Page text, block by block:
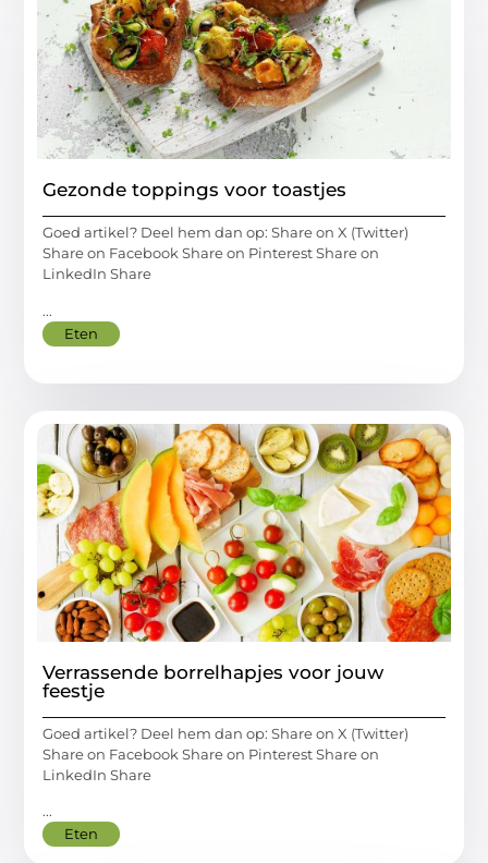
Gezonde toppings voor toastjes
Goed artikel? Deel hem dan op: Share on X (Twitter)
Share on Facebook Share on Pinterest Share on
LinkedIn Share
...
Eten
Verrassende borrelhapjes voor jouw
feestje
Goed artikel? Deel hem dan op: Share on X (Twitter)
Share on Facebook Share on Pinterest Share on
LinkedIn Share
...
Eten